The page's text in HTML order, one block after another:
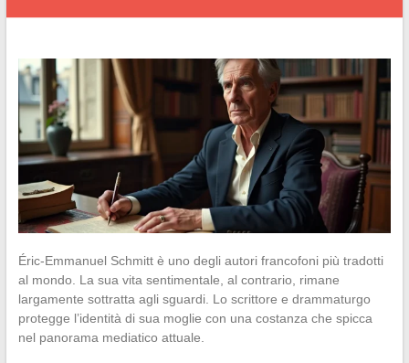
Éric-Emmanuel Schmitt è uno degli autori francofoni più tradotti
al mondo. La sua vita sentimentale, al contrario, rimane
largamente sottratta agli sguardi. Lo scrittore e drammaturgo
protegge l’identità di sua moglie con una costanza che spicca
nel panorama mediatico attuale.